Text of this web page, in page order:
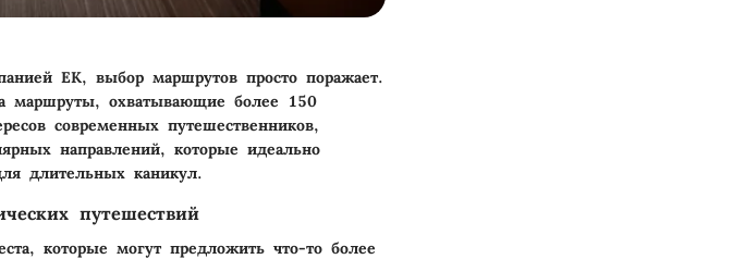
EK, выбор маршрутов просто поражает.
маршруты, охватывающие более 150
современных путешественников,
направлений, которые идеально
длительных каникул.
путешествий
которые могут предложить что-то более